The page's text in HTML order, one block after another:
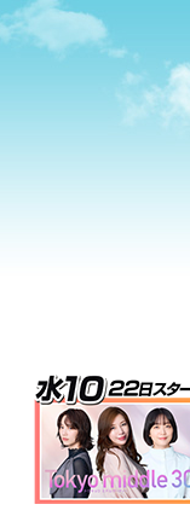
が波
革を
し
消費
ス
福